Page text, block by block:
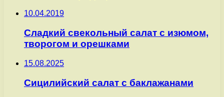
10.04.2019
Сладкий свекольный салат с изюмом,
творогом и орешками
15.08.2025
Сицилийский салат с баклажанами